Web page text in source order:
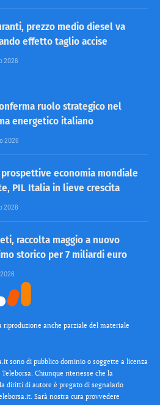
prezzo medio diesel va
effetto taglio accise
2026
ruolo strategico nel
energetico italiano
2026
economia mondiale
PIL Italia in lieve crescita
2026
raccolta maggio a nuovo
storico per 7 miliardi euro
anche parziale del materiale
sono di pubblico dominio o soggette a licenza
Chiunque ritenesse che la
diritti di autore è pregato di segnalarlo
Sarà nostra cura provvedere